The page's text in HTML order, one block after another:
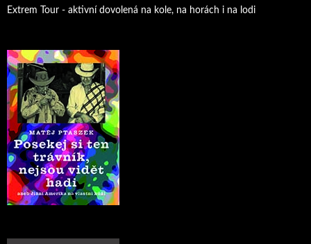
Extrem Tour - aktivní dovolená na kole, na horách i na lodi